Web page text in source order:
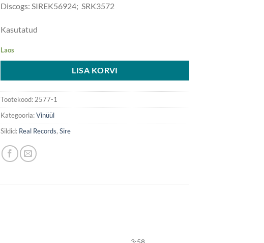
Discogs: SIREK56924; SRK3572
Kasutatud
Laos
LISA KORVI
Tootekood: 2577-1
Kategooria:Vinüül
Sildid: Real Records,Sire